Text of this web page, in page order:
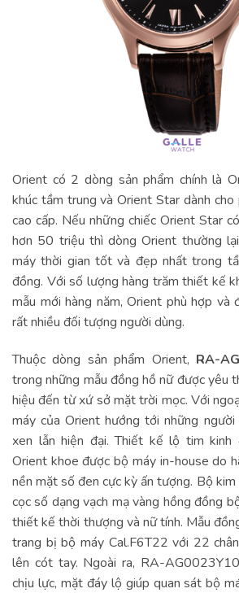
Orient có 2 dòng sản phẩm chính là
khúc tầm trung và Orient Star dành cho
cao cấp. Nếu những chiếc Orient Star
hơn 50 triệu thì dòng Orient thường
máy thời gian tốt và đẹp nhất trong
đồng. Với số lượng hàng trăm thiết kế
mẫu mới hàng năm, Orient phù hợp và
rất nhiều đối tượng người dùng.
Thuộc dòng sản phẩm Orient, RA-
trong những mẫu đồng hồ nữ được yêu
hiệu đến từ xứ sở mặt trời mọc. Với
máy của Orient hướng tới những
xen lẫn hiện đại. Thiết kế lộ tim
Orient khoe được bộ máy in-house do
nền mặt số đen cực kỳ ấn tượng. Bộ
cọc số dạng vạch mạ vàng hồng đồng
thiết kế thời thượng và nữ tính. Mẫu
trang bị bộ máy Cal.F6T22 với 22
lên cót tay. Ngoài ra, RA-
chịu lực, mặt đáy lộ giúp quan sát bộ